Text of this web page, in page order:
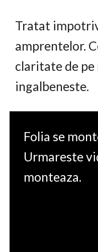
Tratat
amprentelor.
claritate de pe
ingalbeneste.
Folia se
Urmareste
monteaza.